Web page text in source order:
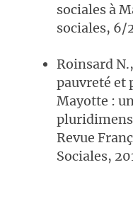
sociales à
sociales, 6/
Roinsard
pauvreté et
Mayotte :
Revue
Sociales,